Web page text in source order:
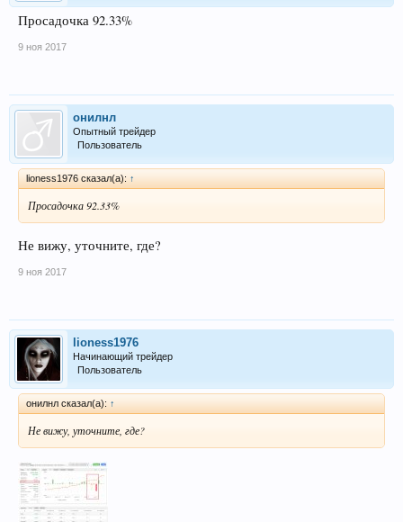
Просадочка 92.33%
9 ноя 2017
онилнл
Опытный трейдер
Пользователь
lioness1976 сказал(а): ↑
Просадочка 92.33%
Не вижу, уточните, где?
9 ноя 2017
lioness1976
Начинающий трейдер
Пользователь
онилнл сказал(а): ↑
Не вижу, уточните, где?